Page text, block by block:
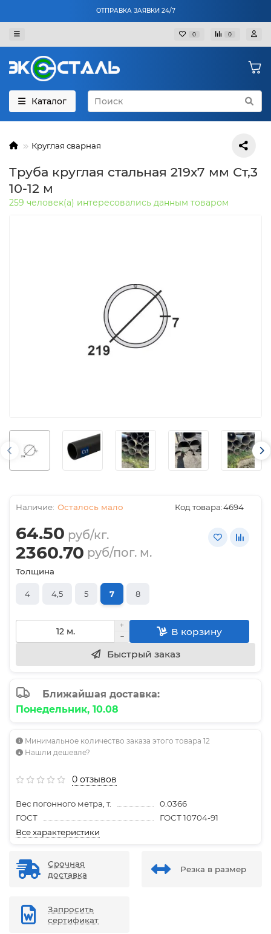
ОТПРАВКА ЗАЯВКИ 24/7
0 0
Каталог
Круглая сварная
Труба круглая стальная 219х7 мм Ст,3
10-12 м
259 человек(а) интересовались данным товаром
Осталось мало Код товара:4694
64.50 руб/кг.
2360.70 руб/пог. м.
Толщина
4 4,5 5 7 8
В корзину
Быстрый заказ
Ближайшая доставка:
Понедельник, 10.08
Минимальное количество заказа этого товара 12
Нашли дешевле?
0 отзывов
Вес погонного метра, т.
0.0366
ГОСТ
ГОСТ 10704-91
Все характеристики
Срочная
доставка
Резка в размер
Запросить
сертификат